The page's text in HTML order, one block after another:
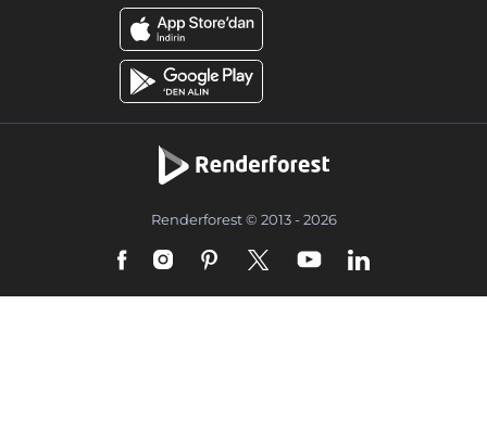
Renderforest © 2013 - 2026